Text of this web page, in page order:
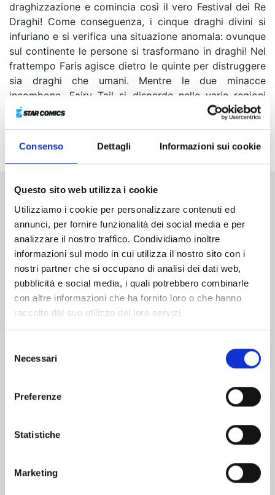
Consenso Dettagli Informazioni sui cookie
Questo sito web utilizza i cookie
Utilizziamo i cookie per personalizzare contenuti ed
annunci, per fornire funzionalità dei social media e per
analizzare il nostro traffico. Condividiamo inoltre
informazioni sul modo in cui utilizza il nostro sito con i
nostri partner che si occupano di analisi dei dati web,
pubblicità e social media, i quali potrebbero combinarle
con altre informazioni che ha fornito loro o che hanno
raccolto dal suo utilizzo dei loro servizi.
delNecessari
Preferenze
Statistiche
Marketing
draghizzazione e comincia così il vero Festival dei Re
Draghi! Come conseguenza, i cinque draghi divini si
infuriano e si verifica una situazione anomala: ovunque
sul continente le persone si trasformano in draghi! Nel
frattempo Faris agisce dietro le quinte per distruggere
sia draghi che umani. Mentre le due minacce
incombono, Fairy Tail si disperde nelle varie regioni
per distruggere le lacrima giganti, ma i nostri maghi
Oracion Sechs…
Altri volumi della serie